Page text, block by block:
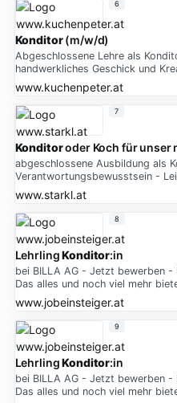
Konditor(m/w/d)
Abgeschlossene Lehre als
handwerkliches Geschick und
www.kuchenpeter.at
6
Konditoroder Koch für unser
abgeschlossene Ausbildung als
Verantwortungsbewusstsein -
www.starkl.at
7
LehrlingKonditor:in
bei BILLA AG - Jetzt bewerben
Das alles und noch viel mehr
www.jobeinsteiger.at
8
LehrlingKonditor:in
bei BILLA AG - Jetzt bewerben
Das alles und noch viel mehr
9